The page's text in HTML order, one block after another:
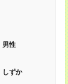
男性
しずか